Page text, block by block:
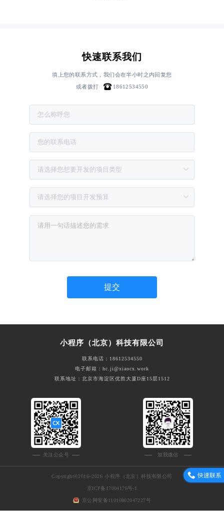
快速联系我们
填上您的联系方式，我们会在半小时之内回复您
或者拨打
18612534550
提交
小程序（北京）科技有限公司
联系电话：18612534550
电子邮箱：hc.ji@xiaocx.work
联系地址：北京市海淀区优胜大厦D座15层1512
关注公众号 加我微信
Copyright©2016~2026 小程序（北京）科技有限公司
京ICP备17004176号-1
京公网安备11010802047227号